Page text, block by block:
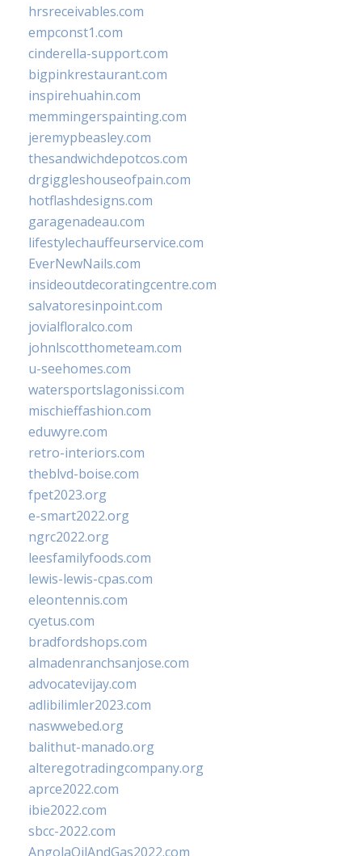
hrsreceivables.com
empconst1.com
cinderella-support.com
bigpinkrestaurant.com
inspirehuahin.com
memmingerspainting.com
jeremypbeasley.com
thesandwichdepotcos.com
drgiggleshouseofpain.com
hotflashdesigns.com
garagenadeau.com
lifestylechauffeurservice.com
EverNewNails.com
insideoutdecoratingcentre.com
salvatoresinpoint.com
jovialfloralco.com
johnlscotthometeam.com
u-seehomes.com
watersportslagonissi.com
mischieffashion.com
eduwyre.com
retro-interiors.com
theblvd-boise.com
fpet2023.org
e-smart2022.org
ngrc2022.org
leesfamilyfoods.com
lewis-lewis-cpas.com
eleontennis.com
cyetus.com
bradfordshops.com
almadenranchsanjose.com
advocatevijay.com
adlibilimler2023.com
naswwebed.org
balithut-manado.org
alteregotradingcompany.org
aprce2022.com
ibie2022.com
sbcc-2022.com
AngolaOilAndGas2022.com